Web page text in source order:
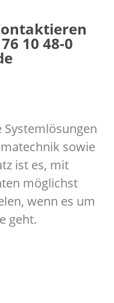
10 48-0
sowie
ist es, mit
möglichst
wenn es um
geht.